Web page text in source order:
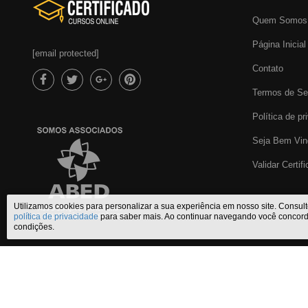
[email protected]
Quem Somos
Página Inicial
Contato
Termos de
Política de
Seja Bem
Validar
Utilizamos cookies para personalizar a sua experiência em nosso site.
política de privacidade para saber mais. Ao continuar navegando você
condições.